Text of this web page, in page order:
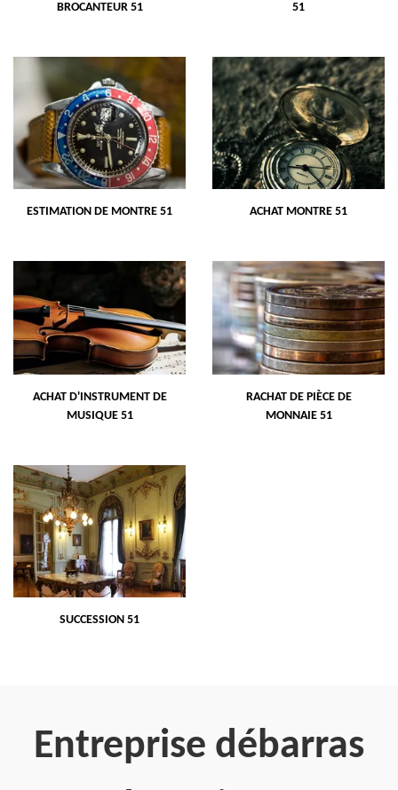
BROCANTEUR 51
51
ESTIMATION DE MONTRE 51 ACHAT MONTRE 51
ACHAT D'INSTRUMENT DE
MUSIQUE 51
RACHAT DE PIÈCE DE
MONNAIE 51
SUCCESSION 51
Entreprise débarras